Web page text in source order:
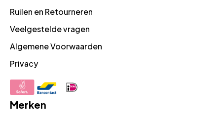
Ruilen en Retourneren
Veelgestelde vragen
Algemene Voorwaarden
Privacy
Merken